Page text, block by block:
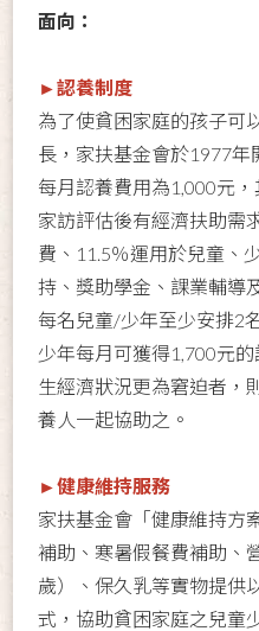
面向：
►認養制度
為了使貧困家庭的孩子可
長，家扶基金會於1977
每月認養費用為1,000元
家訪評估後有經濟扶助需
費、11.5％運用於兒童、
持、獎助學金、課業輔導
每名兒童/少年至少安排2
少年每月可獲得1,700元
生經濟狀況更為窘迫者，
養人一起協助之。
►健康維持服務
家扶基金會「健康維持方
補助、寒暑假餐費補助、
歲）、保久乳等實物提供
式，協助貧困家庭之兒童